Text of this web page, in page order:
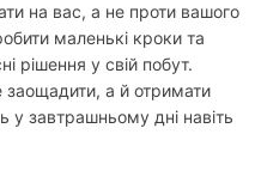
на вас, а не проти вашого
маленькі кроки та
рішення у свій побут.
а й отримати
у завтрашньому дні навіть